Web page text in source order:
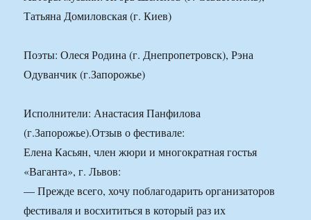
Татьяна Домиловская (г. Киев)
Поэты: Олеся Родина (г. Днепропетровск), Рэна
Одуванчик (г.Запорожье)
Исполнители: Анастасия Панфилова
(г.Запорожье).Отзыв о фестивале:
Елена Касьян, член жюри и многократная гостья
«Ваганта», г. Львов:
— Прежде всего, хочу поблагодарить организаторов
фестиваля и восхититься в который раз их